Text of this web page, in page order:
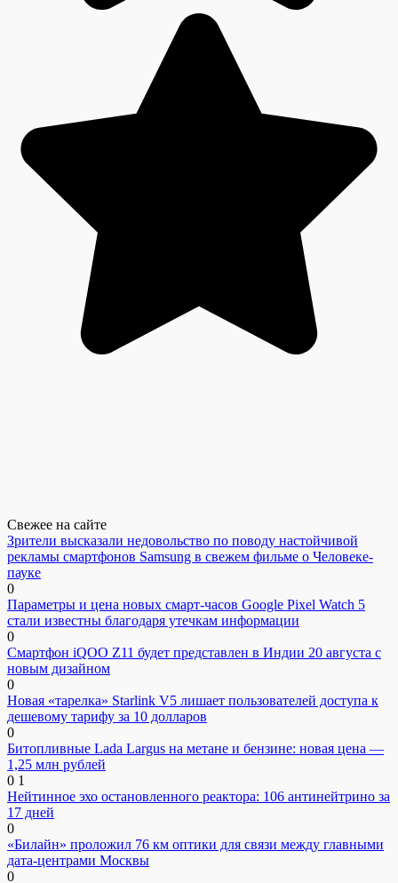
Свежее на сайте
Зрители высказали недовольство по поводу настойчивой
рекламы смартфонов Samsung в свежем фильме о Человеке-
пауке
0
Параметры и цена новых смарт-часов Google Pixel Watch 5
стали известны благодаря утечкам информации
0
Смартфон iQOO Z11 будет представлен в Индии 20 августа с
новым дизайном
0
Новая «тарелка» Starlink V5 лишает пользователей доступа к
дешевому тарифу за 10 долларов
0
Битопливные Lada Largus на метане и бензине: новая цена —
1,25 млн рублей
0 1
Нейтинное эхо остановленного реактора: 106 антинейтрино за
17 дней
0
«Билайн» проложил 76 км оптики для связи между главными
дата-центрами Москвы
0